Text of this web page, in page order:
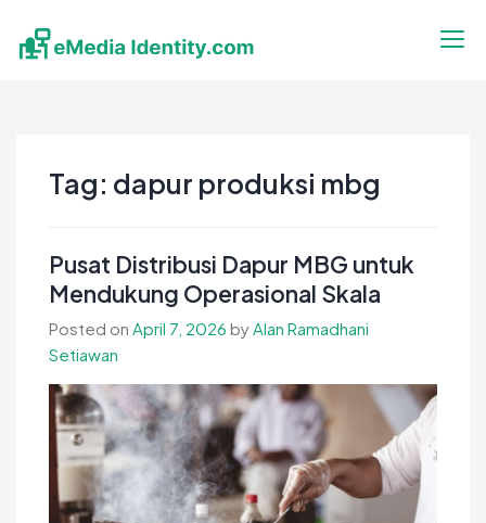
content
Tag: dapur produksi mbg
Pusat Distribusi Dapur MBG untuk
Mendukung Operasional Skala
Posted on April 7, 2026 byAlan Ramadhani
Setiawan